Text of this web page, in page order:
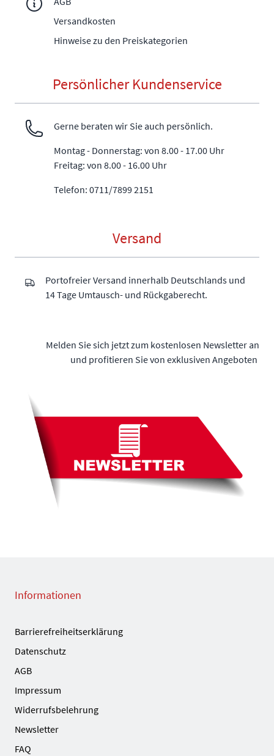
Versandkosten
Hinweise zu den Preiskategorien
Persönlicher Kundenservice
Gerne beraten wir Sie auch persönlich.
Montag - Donnerstag: von 8.00 - 17.00 Uhr
Freitag: von 8.00 - 16.00 Uhr
Telefon: 0711/7899 2151
Versand
Portofreier Versand innerhalb Deutschlands und
14 Tage Umtausch- und Rückgaberecht.
Melden Sie sich jetzt zum kostenlosen Newsletter an
und profitieren Sie von exklusiven Angeboten
Informationen
Barrierefreiheitserklärung
Datenschutz
AGB
Impressum
Widerrufsbelehrung
Newsletter
FAQ